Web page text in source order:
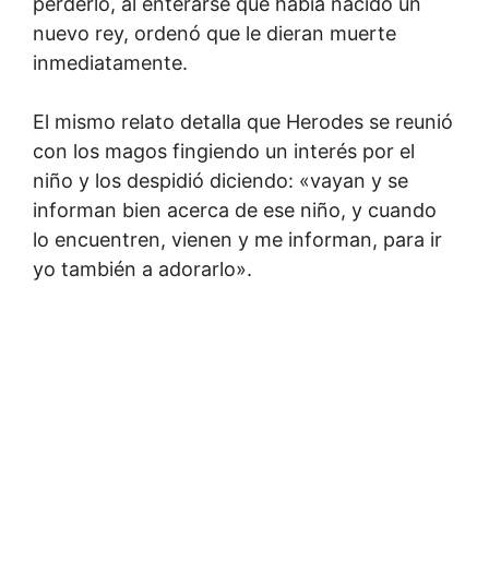
nuevo rey, ordenó que le dieran muerte
inmediatamente.
El mismo relato detalla que Herodes se reunió
con los magos fingiendo un interés por el
niño y los despidió diciendo: «vayan y se
informan bien acerca de ese niño, y cuando
lo encuentren, vienen y me informan, para ir
yo también a adorarlo».